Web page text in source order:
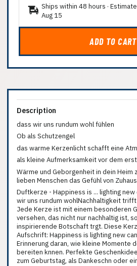
Ships within 48 hours ·
Aug 15
ADD TO CART
Description
dass wir uns rundum wohl fühlen
Ob als Schutzengel
das warme Kerzenlicht schafft eine
als kleine Aufmerksamkeit vor dem
Wärme und Geborgenheit in dein Heim
lieben Menschen das Gefühl von
Duftkerze - Happiness is ... lighting
wir uns rundum wohlNachhaltigkeit
Jede Kerze ist mit einem besonderen
versehen, das nicht nur nachhaltig ist,
inspirierende Botschaft trgt. Diese
Aufschrift: Happiness is lighting new
Erinnerung daran, wie kleine Momente
bereiten knnen. Perfekte
zum Geburtstag, als Dankeschn oder